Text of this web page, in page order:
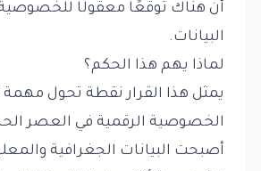
أن هناك توقعًا معقولًا
البيانات.
لماذا يهم هذا الحكم؟
يمثل هذا القرار نقطة تحول
الخصوصية الرقمية في العصر
أصبحت البيانات الجغرافية